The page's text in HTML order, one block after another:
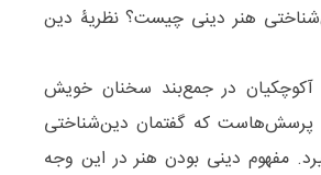
‌‌هنر دینی چیست؟ نظریۀ دین
آکوچکیان در جمع‌بند سخنان خویش
پرسش‌هاست که گفتمان دین‌‌شناختی
مفهوم دینی ‌‌بودن هنر در این وجه